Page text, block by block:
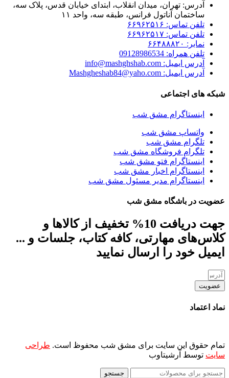
آدرس: تهران، میدان انقلاب، ابتدای خیابان قدس، پلاک سه،
ساختمان آناتول فرانس، طبقه سه، واحد ۱۱
تلفن تماس: ۶۶۹۶۲۵۱۶
تلفن تماس: ۶۶۹۶۲۵۱۷
نمابر: ۶۶۴۸۸۸۲۰
تلفن همراه: 09128986534
آدرس ایمیل: info@mashghshab.com
آدرس ایمیل: Mashgheshab84@yaho.com
شبکه های اجتماعی
اینستاگرام مشق شب
واتساپ مشق شب
تلگرام مشق شب
تلگرام فروشگاه مشق شب
اینستاگرام فتو مشق شب
اینستاگرام اخبار مشق شب
اینستاگرام مدیر مسئول مشق شب
عضویت در باشگاه مشق شب
جهت دریافت 10% تخفیف از کالاها و
کلاس‌های مهارتی، کافه کتاب، جلسات و ...
ایمیل خود را ارسال نمایید
عضویت
نماد اعتماد
تمام حقوق این سایت برای مشق شب محفوظ است. طراحی
سایت توسط آرشیتاوب
جستجو